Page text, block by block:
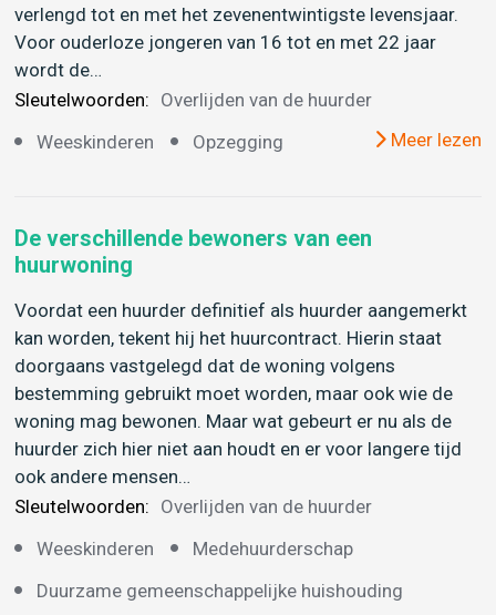
verlengd tot en met het zevenentwintigste levensjaar.
Voor ouderloze jongeren van 16 tot en met 22 jaar
wordt de…
Sleutelwoorden: Overlijden van de huurder
Weeskinderen
Opzegging Meer lezen
De verschillende bewoners van een
huurwoning
Voordat een huurder definitief als huurder aangemerkt
kan worden, tekent hij het huurcontract. Hierin staat
doorgaans vastgelegd dat de woning volgens
bestemming gebruikt moet worden, maar ook wie de
woning mag bewonen. Maar wat gebeurt er nu als de
huurder zich hier niet aan houdt en er voor langere tijd
ook andere mensen…
Sleutelwoorden: Overlijden van de huurder
Weeskinderen
Medehuurderschap
Duurzame gemeenschappelijke huishouding